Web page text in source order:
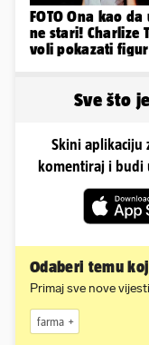
FOTO Ona kao da
ne stari! Charlize
voli pokazati
Sve što
Skini aplikaciju
komentiraj i budi
Odaberi temu
Primaj sve nove
farma